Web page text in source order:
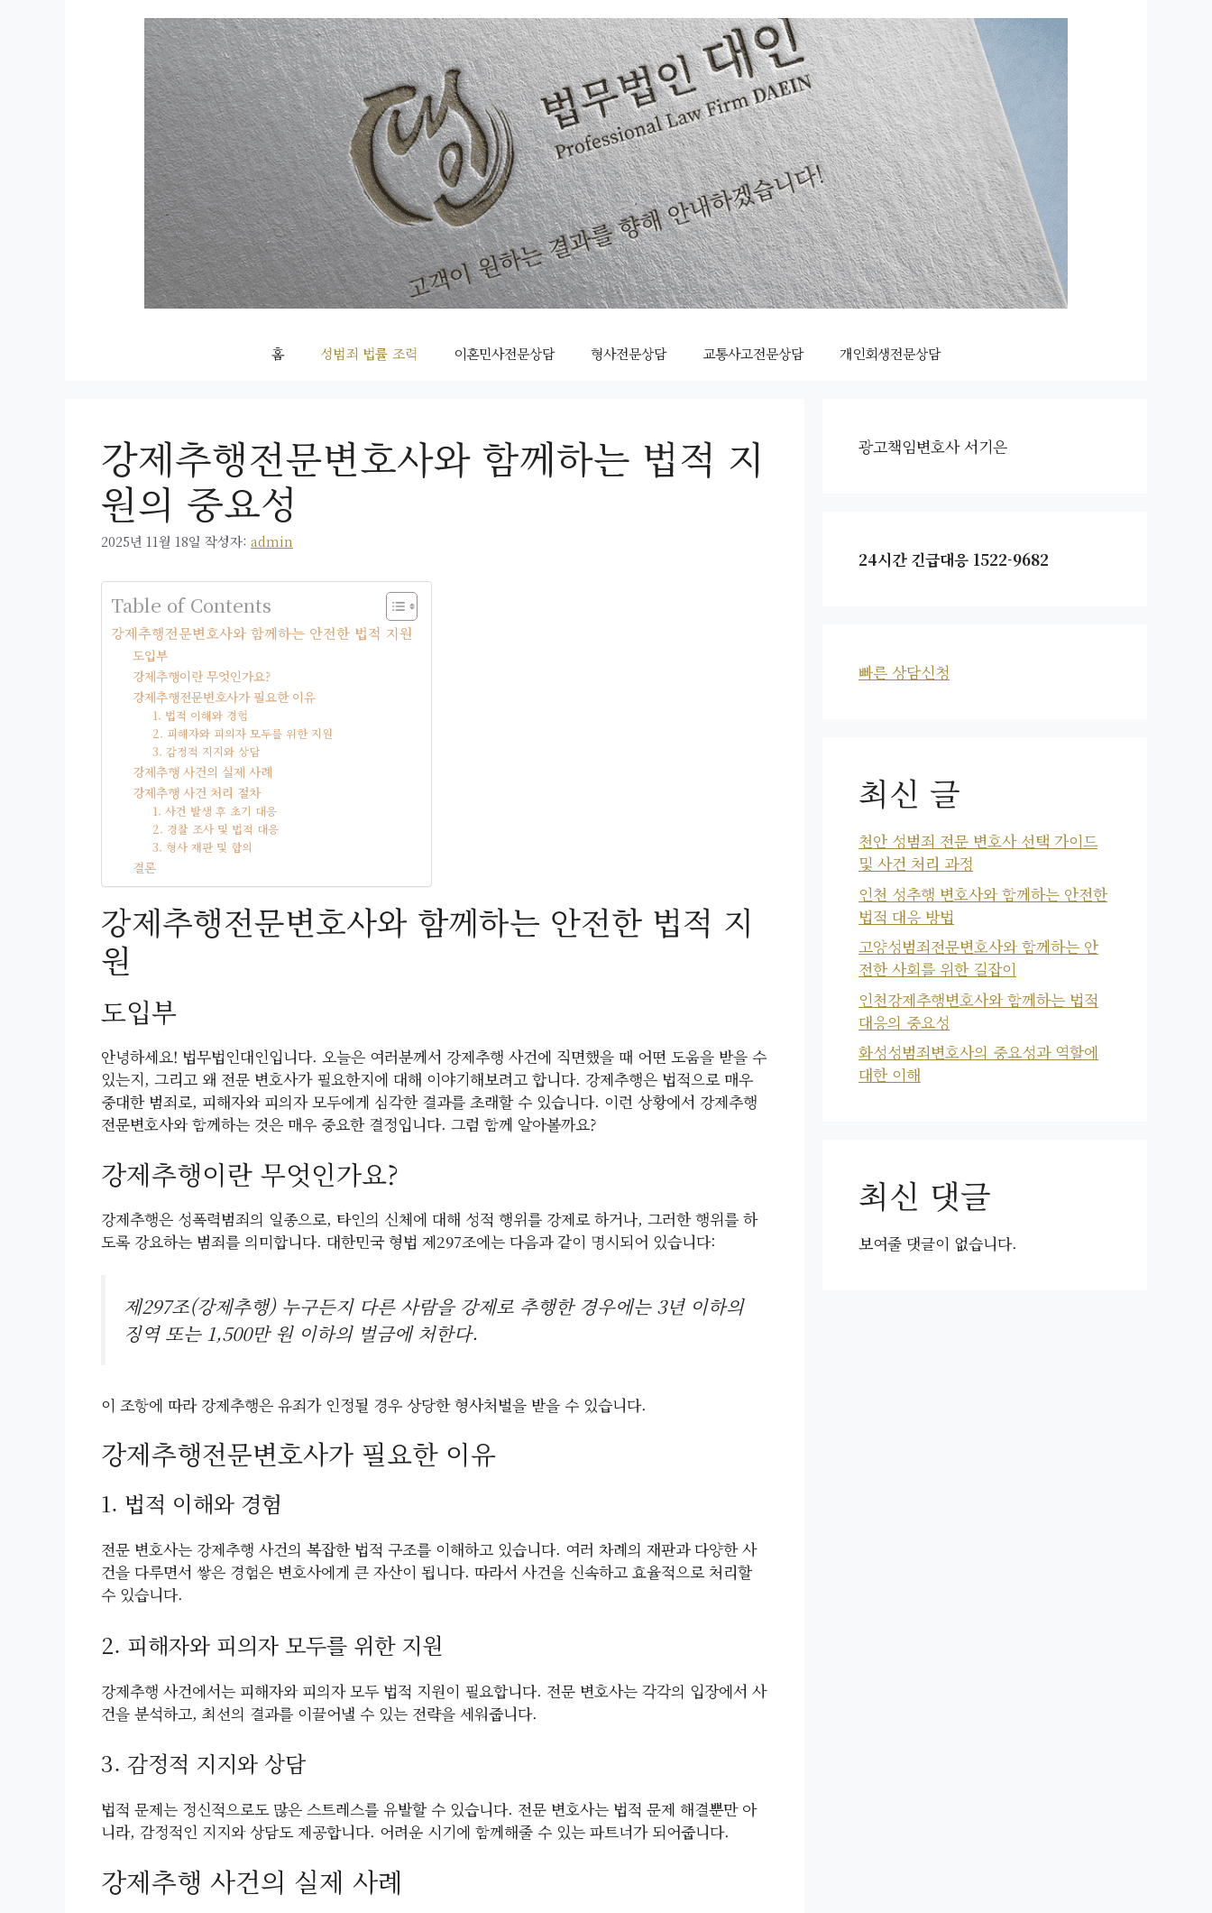
홈 성범죄 법률 조력 이혼민사전문상담 형사전문상담 교통사고전문상담 개인회생전문상담
강제추행전문변호사와 함께하는 법적 지
원의 중요성
2025년 11월 18일 작성자: admin
Table of Contents
강제추행전문변호사와 함께하는 안전한 법적 지원
도입부
강제추행이란 무엇인가요?
강제추행전문변호사가 필요한 이유
1. 법적 이해와 경험
2. 피해자와 피의자 모두를 위한 지원
3. 감정적 지지와 상담
강제추행 사건의 실제 사례
강제추행 사건 처리 절차
1. 사건 발생 후 초기 대응
2. 경찰 조사 및 법적 대응
3. 형사 재판 및 합의
결론
강제추행전문변호사와 함께하는 안전한 법적 지
원
도입부
안녕하세요! 법무법인대인입니다. 오늘은 여러분께서 강제추행 사건에 직면했을 때 어떤 도움을 받을 수
있는지, 그리고 왜 전문 변호사가 필요한지에 대해 이야기해보려고 합니다. 강제추행은 법적으로 매우
중대한 범죄로, 피해자와 피의자 모두에게 심각한 결과를 초래할 수 있습니다. 이런 상황에서 강제추행
전문변호사와 함께하는 것은 매우 중요한 결정입니다. 그럼 함께 알아볼까요?
강제추행이란 무엇인가요?
강제추행은 성폭력범죄의 일종으로, 타인의 신체에 대해 성적 행위를 강제로 하거나, 그러한 행위를 하
도록 강요하는 범죄를 의미합니다. 대한민국 형법 제297조에는 다음과 같이 명시되어 있습니다:
제297조(강제추행) 누구든지 다른 사람을 강제로 추행한 경우에는 3년 이하의
징역 또는 1,500만 원 이하의 벌금에 처한다.
이 조항에 따라 강제추행은 유죄가 인정될 경우 상당한 형사처벌을 받을 수 있습니다.
강제추행전문변호사가 필요한 이유
1. 법적 이해와 경험
전문 변호사는 강제추행 사건의 복잡한 법적 구조를 이해하고 있습니다. 여러 차례의 재판과 다양한 사
건을 다루면서 쌓은 경험은 변호사에게 큰 자산이 됩니다. 따라서 사건을 신속하고 효율적으로 처리할
수 있습니다.
2. 피해자와 피의자 모두를 위한 지원
강제추행 사건에서는 피해자와 피의자 모두 법적 지원이 필요합니다. 전문 변호사는 각각의 입장에서 사
건을 분석하고, 최선의 결과를 이끌어낼 수 있는 전략을 세워줍니다.
3. 감정적 지지와 상담
법적 문제는 정신적으로도 많은 스트레스를 유발할 수 있습니다. 전문 변호사는 법적 문제 해결뿐만 아
니라, 감정적인 지지와 상담도 제공합니다. 어려운 시기에 함께해줄 수 있는 파트너가 되어줍니다.
강제추행 사건의 실제 사례
광고책임변호사 서기은
24시간 긴급대응 1522-9682
빠른 상담신청
최신 글
천안 성범죄 전문 변호사 선택 가이드
및 사건 처리 과정
인천 성추행 변호사와 함께하는 안전한
법적 대응 방법
고양성범죄전문변호사와 함께하는 안
전한 사회를 위한 길잡이
인천강제추행변호사와 함께하는 법적
대응의 중요성
화성성범죄변호사의 중요성과 역할에
대한 이해
최신 댓글
보여줄 댓글이 없습니다.